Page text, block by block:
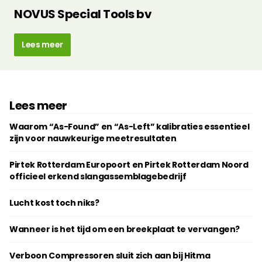
NOVUS Special Tools bv
Lees meer
Lees meer
Waarom “As-Found” en “As-Left” kalibraties essentieel
zijn voor nauwkeurige meetresultaten
Pirtek Rotterdam Europoort en Pirtek Rotterdam Noord
officieel erkend slangassemblagebedrijf
Lucht kost toch niks?
Wanneer is het tijd om een breekplaat te vervangen?
Verboon Compressoren sluit zich aan bij Hitma